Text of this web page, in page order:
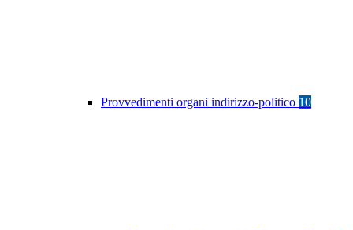
Provvedimenti organi indirizzo-politico 10